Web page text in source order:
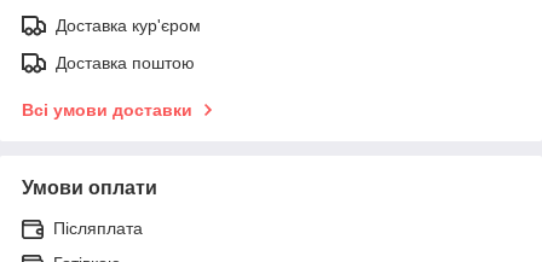
Доставка кур'єром
Доставка поштою
Всі умови доставки
Умови оплати
Післяплата